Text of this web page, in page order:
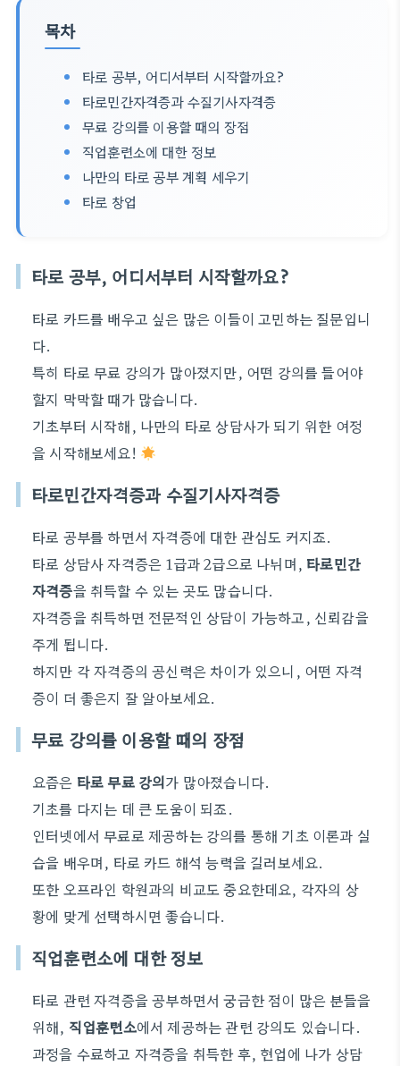
목차
타로 공부, 어디서부터 시작할까요?
타로민간자격증과 수질기사자격증
무료 강의를 이용할 때의 장점
직업훈련소에 대한 정보
나만의 타로 공부 계획 세우기
타로 창업
타로 공부, 어디서부터 시작할까요?
타로 카드를 배우고 싶은 많은 이들이 고민하는 질문입니
다.
특히 타로 무료 강의가 많아졌지만, 어떤 강의를 들어야
할지 막막할 때가 많습니다.
기초부터 시작해, 나만의 타로 상담사가 되기 위한 여정
을 시작해보세요!
타로민간자격증과 수질기사자격증
타로 공부를 하면서 자격증에 대한 관심도 커지죠.
타로 상담사 자격증은 1급과 2급으로 나뉘며, 타로민간
자격증을 취득할 수 있는 곳도 많습니다.
자격증을 취득하면 전문적인 상담이 가능하고, 신뢰감을
주게 됩니다.
하지만 각 자격증의 공신력은 차이가 있으니, 어떤 자격
증이 더 좋은지 잘 알아보세요.
무료 강의를 이용할 때의 장점
요즘은 타로 무료 강의가 많아졌습니다.
기초를 다지는 데 큰 도움이 되죠.
인터넷에서 무료로 제공하는 강의를 통해 기초 이론과 실
습을 배우며, 타로 카드 해석 능력을 길러보세요.
또한 오프라인 학원과의 비교도 중요한데요, 각자의 상
황에 맞게 선택하시면 좋습니다.
직업훈련소에 대한 정보
타로 관련 자격증을 공부하면서 궁금한 점이 많은 분들을
위해, 직업훈련소에서 제공하는 관련 강의도 있습니다.
과정을 수료하고 자격증을 취득한 후, 현업에 나가 상담